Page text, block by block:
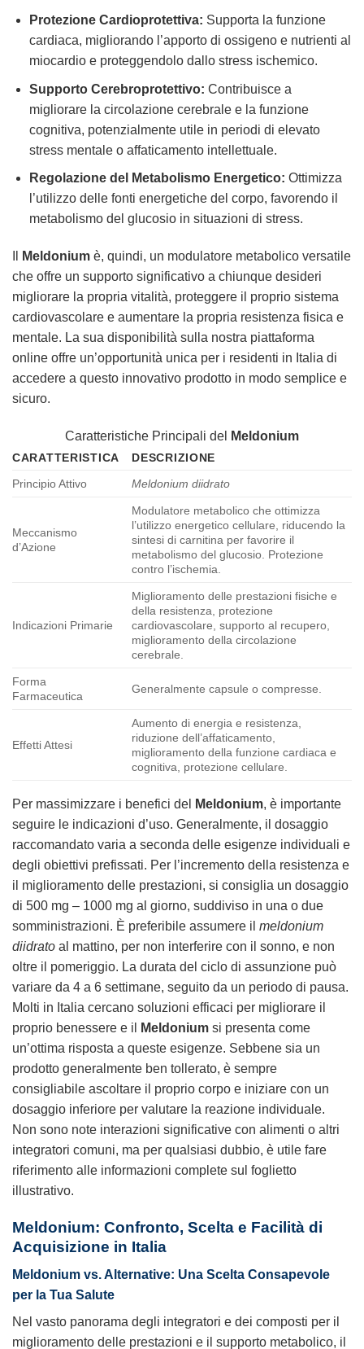
Protezione Cardioprotettiva: Supporta la funzione
cardiaca, migliorando l’apporto di ossigeno e nutrienti al
miocardio e proteggendolo dallo stress ischemico.
Supporto Cerebroprotettivo: Contribuisce a
migliorare la circolazione cerebrale e la funzione
cognitiva, potenzialmente utile in periodi di elevato
stress mentale o affaticamento intellettuale.
Regolazione del Metabolismo Energetico: Ottimizza
l’utilizzo delle fonti energetiche del corpo, favorendo il
metabolismo del glucosio in situazioni di stress.
Meldonium è, quindi, un modulatore metabolico versatile
che offre un supporto significativo a chiunque desideri
migliorare la propria vitalità, proteggere il proprio sistema
cardiovascolare e aumentare la propria resistenza fisica e
mentale. La sua disponibilità sulla nostra piattaforma
online offre un’opportunità unica per i residenti in Italia di
accedere a questo innovativo prodotto in modo semplice e
sicuro.
Caratteristiche Principali del Meldonium
CARATTERISTICA
DESCRIZIONE
Principio Attivo
Meldonium diidrato
Meccanismo
d’Azione
Modulatore metabolico che ottimizza
l’utilizzo energetico cellulare, riducendo la
sintesi di carnitina per favorire il
metabolismo del glucosio. Protezione
contro l’ischemia.
Indicazioni Primarie
Miglioramento delle prestazioni fisiche e
della resistenza, protezione
cardiovascolare, supporto al recupero,
miglioramento della circolazione
cerebrale.
Forma
Farmaceutica
Generalmente capsule o compresse.
Effetti Attesi
Aumento di energia e resistenza,
riduzione dell’affaticamento,
miglioramento della funzione cardiaca e
cognitiva, protezione cellulare.
Per massimizzare i benefici del Meldonium, è importante
seguire le indicazioni d’uso. Generalmente, il dosaggio
raccomandato varia a seconda delle esigenze individuali e
degli obiettivi prefissati. Per l’incremento della resistenza e
il miglioramento delle prestazioni, si consiglia un dosaggio
di 500 mg – 1000 mg al giorno, suddiviso in una o due
somministrazioni. È preferibile assumere il meldonium
diidrato al mattino, per non interferire con il sonno, e non
oltre il pomeriggio. La durata del ciclo di assunzione può
variare da 4 a 6 settimane, seguito da un periodo di pausa.
Molti in Italia cercano soluzioni efficaci per migliorare il
proprio benessere e il
Meldonium si presenta come
un’ottima risposta a queste esigenze. Sebbene sia un
prodotto generalmente ben tollerato, è sempre
consigliabile ascoltare il proprio corpo e iniziare con un
dosaggio inferiore per valutare la reazione individuale.
Non sono note interazioni significative con alimenti o altri
integratori comuni, ma per qualsiasi dubbio, è utile fare
riferimento alle informazioni complete sul foglietto
illustrativo.
Meldonium: Confronto, Scelta e Facilità di
Acquisizione in Italia
Meldonium vs. Alternative: Una Scelta Consapevole
per la Tua Salute
Nel vasto panorama degli integratori e dei composti per il
miglioramento delle prestazioni e il supporto metabolico, il